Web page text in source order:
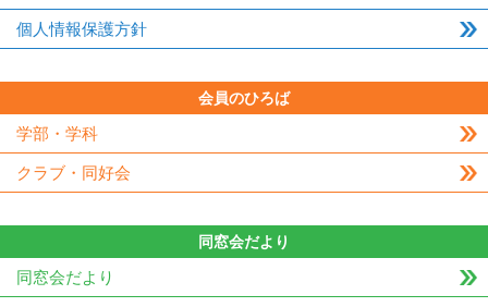
個人情報保護方針
会員のひろば
学部・学科
クラブ・同好会
同窓会だより
同窓会だより